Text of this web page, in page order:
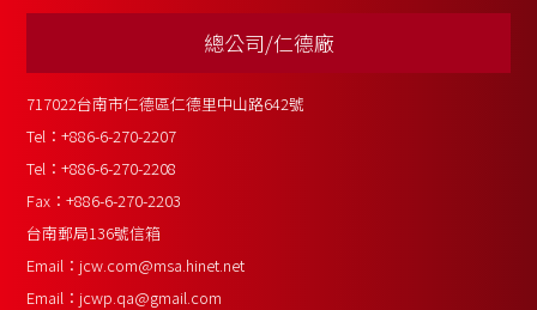
總公司/仁德廠
717022台南市仁德區仁德里中山路642號
Tel：+886-6-270-2207
Tel：+886-6-270-2208
Fax：+886-6-270-2203
台南郵局136號信箱
Email： jcw.com@msa.hinet.net
Email： jcwp.qa@gmail.com